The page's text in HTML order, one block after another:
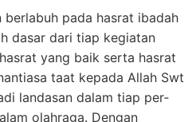
pada hasrat ibadah
dasar dari tiap kegiatan
yang baik serta hasrat
taat kepada Allah Swt
landasan dalam tiap per­
olahraga. Dengan